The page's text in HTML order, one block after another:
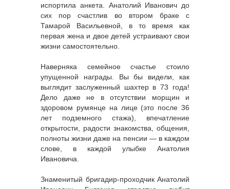
испортила анкета. Анатолий Иванович до
сих пор счастлив во втором браке с
Тамарой Васильевной, в то время как
первая жена и двое детей устраивают свои
жизни самостоятельно.
Наверняка семейное счастье стоило
упущенной награды. Вы бы видели, как
выглядит заслуженный шахтер в 73 года!
Дело даже не в отсутствии морщин и
здоровом румянце на лице (это после 36
лет подземного стажа), впечатление
открытости, радости знакомства, общения,
полноты жизни даже на пенсии — в каждом
слове, в каждой улыбке Анатолия
Ивановича.
Знаменитый бригадир-проходчик Анатолий